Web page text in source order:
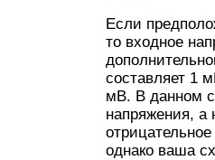
Если
то входное
составляет 1
мВ. В данном
напряжения, а
однако ваша